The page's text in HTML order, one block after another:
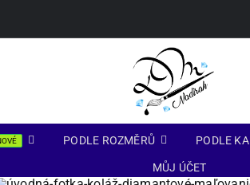
PODLE ROZMĚRŮ PODLE
MŮJ ÚČET